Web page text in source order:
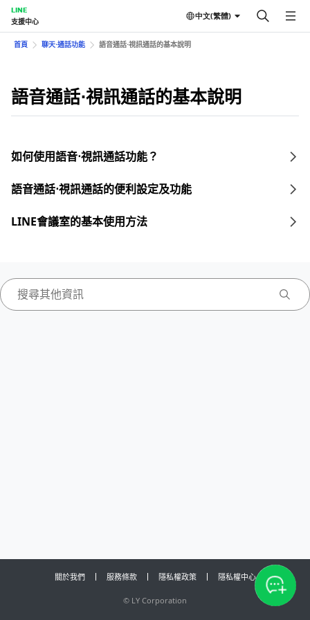
LINE
支援中心
中文(繁體)
首頁 聊天⋅通話功能 語音通話⋅視訊通話的基本說明
語音通話⋅視訊通話的基本說明
如何使用語音⋅視訊通話功能？
語音通話⋅視訊通話的便利設定及功能
LINE會議室的基本使用方法
關於我們 服務條款 隱私權政策 隱私權中心
© LY Corporation